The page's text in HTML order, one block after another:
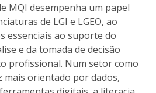
MQI desempenha um papel
de LGI e LGEO, ao
essenciais ao suporte do
e da tomada de decisão
profissional. Num setor como
mais orientado por dados,